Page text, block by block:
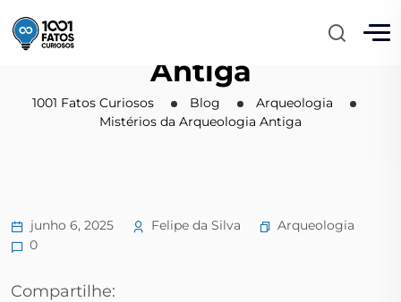
Mistérios da Arqueologia
Antiga
1001 Fatos Curiosos Blog
Arqueologia
Mistérios da Arqueologia Antiga
junho 6, 2025 Felipe da Silva
Arqueologia
0
Compartilhe: